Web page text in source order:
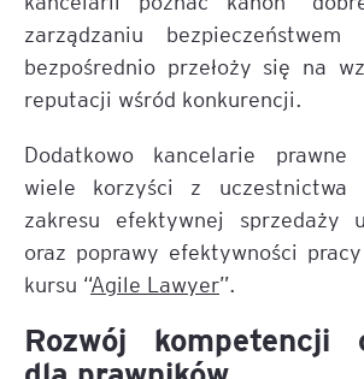
zarządzaniu
bezpośrednio przełoży się na
reputacji wśród konkurencji.
Dodatkowo kancelarie prawne
wiele korzyści z
zakresu efektywnej sprzedaży
oraz poprawy efektywności
kursu “Agile Lawyer”.
Rozwój kompetencji